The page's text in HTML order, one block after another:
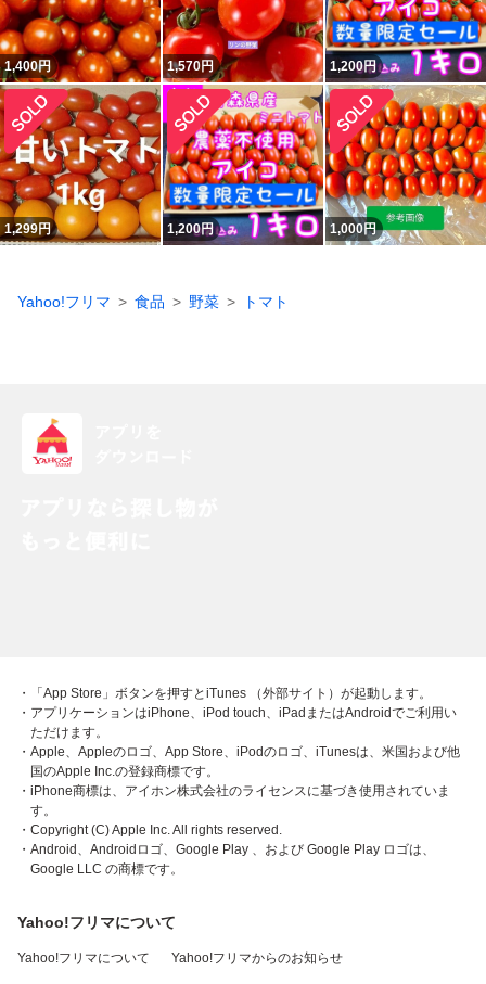
1,400円 1,570円 1,200円
1,299円 1,200円 1,000円
Yahoo!フリマ 食品 野菜 トマト
・「App Store」ボタンを押すとiTunes （外部サイト）が起動します。
・アプリケーションはiPhone、iPod touch、iPadまたはAndroidでご利用い
ただけます。
・Apple、Appleのロゴ、App Store、iPodのロゴ、iTunesは、米国および他
国のApple Inc.の登録商標です。
・iPhone商標は、アイホン株式会社のライセンスに基づき使用されていま
す。
・Copyright (C) Apple Inc. All rights reserved.
・Android、Androidロゴ、Google Play 、および Google Play ロゴは、
Google LLC の商標です。
Yahoo!フリマについて
Yahoo!フリマについて Yahoo!フリマからのお知らせ